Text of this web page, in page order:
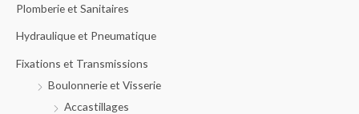
i
s
Plomberie et Sanitaires
Hydraulique et Pneumatique
Fixations et Transmissions
Boulonnerie et Visserie
Accastillages